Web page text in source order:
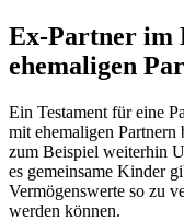
Ex-Partner im
ehemaligen
Ein Testament für eine
mit ehemaligen
zum Beispiel weiterhin
es gemeinsame Kinder
Vermögenswerte so zu
werden können.